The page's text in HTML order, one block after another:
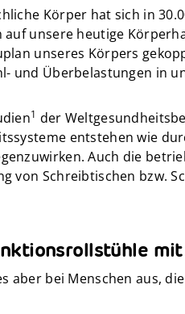
Körper hat sich in
auf unsere heutige
unseres Körpers
und Überbelastungen in
1 der
entstehen wie
Auch die
von Schreibtischen bzw.
mit
aber bei Menschen aus,